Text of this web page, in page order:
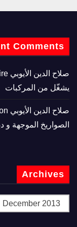
Comments
صلاح الدين الأيوبي
يشغّل من المركبات
صلاح الدين الأيوبي
الصواريخ الموجهة و
Archives